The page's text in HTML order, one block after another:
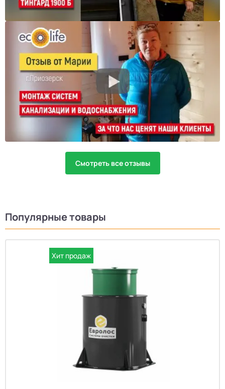
Смотреть все отзывы
Популярные товары
Хит продаж